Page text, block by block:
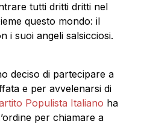
tutti dritti dritti nel
questo mondo: il
i suoi angeli salsicciosi.
deciso di partecipare a
e per avvelenarsi di
Populista Italiano ha
per chiamare a